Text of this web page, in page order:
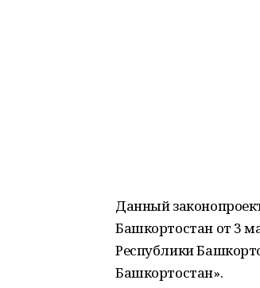
Данный
Башкортостан от 3
Республики
Башкортостан».